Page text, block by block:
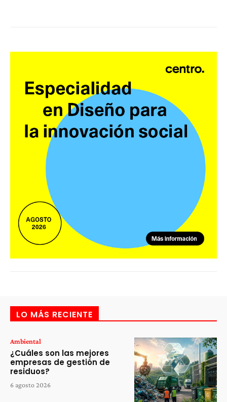
LO MÁS RECIENTE
Ambiental
¿Cuáles son las mejores
empresas de gestión de
residuos?
6 agosto 2026